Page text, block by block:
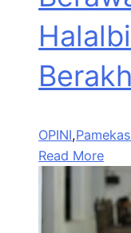
OPINI,
Read More